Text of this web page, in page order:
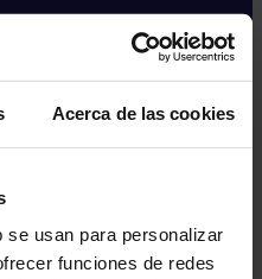
Acerca de las cookies
usan para personalizar
funciones de redes